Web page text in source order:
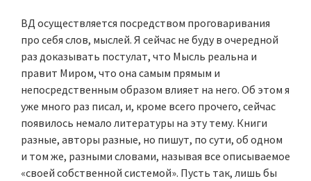
ВД осуществляется посредством проговаривания
про себя слов, мыслей. Я сейчас не буду в очередной
раз доказывать постулат, что Мысль реальна и
правит Миром, что она самым прямым и
непосредственным образом влияет на него. Об этом я
уже много раз писал, и, кроме всего прочего, сейчас
появилось немало литературы на эту тему. Книги
разные, авторы разные, но пишут, по сути, об одном
и том же, разными словами, называя все описываемое
«своей собственной системой». Пусть так, лишь бы